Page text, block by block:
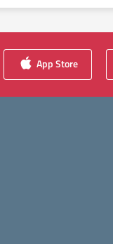
App Store